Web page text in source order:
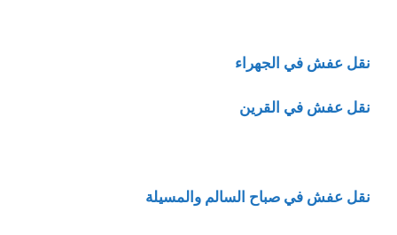
نقل عفش في الجهراء
نقل عفش في القرين
نقل عفش في صباح السالم والمسيلة